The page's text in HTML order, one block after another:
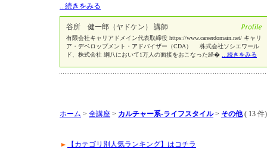
...続きをみる
谷所 健一郎（ヤドケン） 講師
有限会社キャリアドメイン代表取締役 https://www.careerdomain.net/ キャリ
ア・デベロップメント・アドバイザー（CDA） 株式会社ソシエワール
ド、株式会社 綱八において1万人の面接をおこなった経�
...続きをみる
ホーム > 全講座 > カルチャー系-ライフスタイル> その他 ( 13 件)
【カテゴリ別人気ランキング】はコチラ